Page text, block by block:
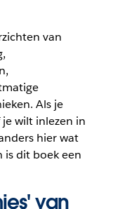
van
Als je
wilt inlezen in
hier wat
is dit boek een
van